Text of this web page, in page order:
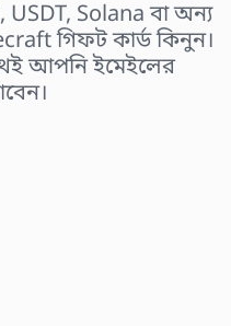
Solana বা অন্য
গিফট কার্ড কিনুন।
আপনি ইমেইলের